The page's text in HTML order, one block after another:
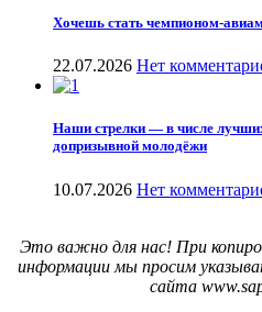
Хочешь стать чемпионом-
22.07.2026 Нет
Наши стрелки — в числе
допризывной молодёжи
10.07.2026 Нет
Это важно для нас! При
информации мы просим
сайта